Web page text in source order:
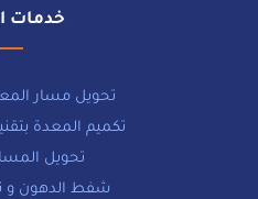
خدمات
تحويل مسار
تكميم المعدة
تحويل
شفط الدهون و